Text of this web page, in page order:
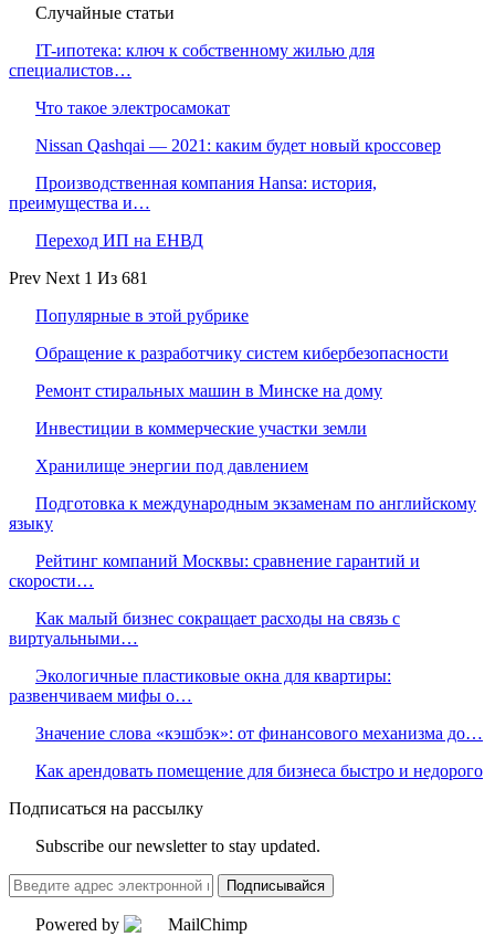
Случайные статьи
IT-ипотека: ключ к собственному жилью для
специалистов…
Что такое электросамокат
Nissan Qashqai — 2021: каким будет новый кроссовер
Производственная компания Hansa: история,
преимущества и…
Переход ИП на ЕНВД
Prev Next 1 Из 681
Популярные в этой рубрике
Обращение к разработчику систем кибербезопасности
Ремонт стиральных машин в Минске на дому
Инвестиции в коммерческие участки земли
Хранилище энергии под давлением
Подготовка к международным экзаменам по английскому
языку
Рейтинг компаний Москвы: сравнение гарантий и
скорости…
Как малый бизнес сокращает расходы на связь с
виртуальными…
Экологичные пластиковые окна для квартиры:
развенчиваем мифы о…
Значение слова «кэшбэк»: от финансового механизма до…
Как арендовать помещение для бизнеса быстро и недорого
Подписаться на рассылку
Subscribe our newsletter to stay updated.
Подписывайся
Powered by